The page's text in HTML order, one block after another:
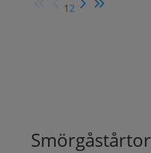
1 2
Smörgåstårtor